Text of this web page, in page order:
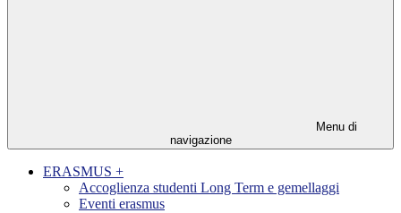
Menu di
navigazione
ERASMUS +
Accoglienza studenti Long Term e gemellaggi
Eventi erasmus